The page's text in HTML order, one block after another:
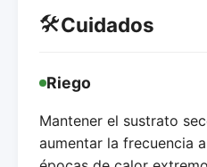
🛠️Cuidados
Riego
Mantener el sustrato
aumentar la frecuencia